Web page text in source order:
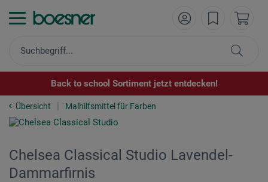
Back to school Sortiment jetzt entdecken!
Übersicht Malhilfsmittel für Farben
Chelsea Classical Studio Lavendel-
Dammarfirnis